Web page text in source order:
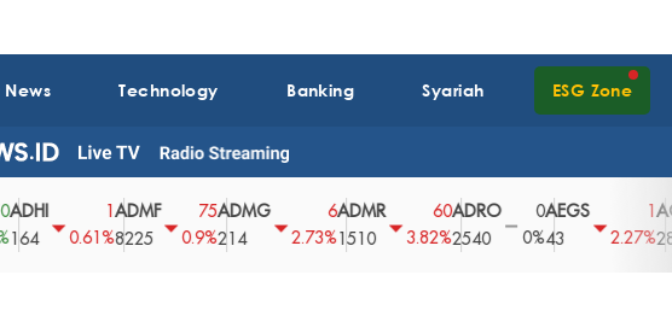
Technology Banking Syariah ESG Zone
0.61%
ADMF
8225
75
0.9%
ADMG
214
2.73%
ADMR
1510
3.82%
ADRO
2540
0
0%
AEGS
43
2.27%
AGII
2850